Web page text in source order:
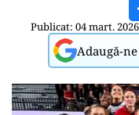
Publicat: 04 mart.
Adaugă-